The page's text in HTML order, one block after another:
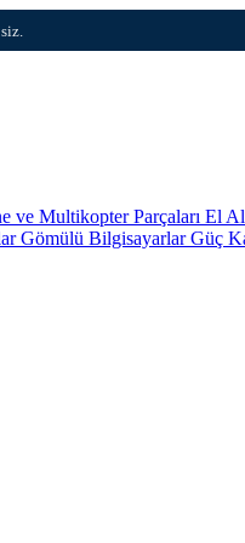
ve Multikopter Parçaları El
Gömülü BilgisayarlarGüç